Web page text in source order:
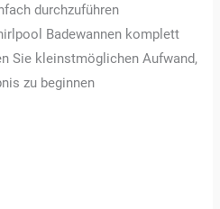
durchzuführen
Badewannen komplett
Sie kleinstmöglichen Aufwand,
zu beginnen